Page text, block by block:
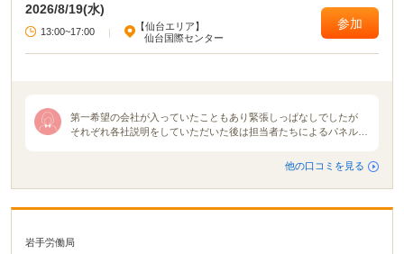
われる貴重な就活イベント！ 「田舎に住んでいてなかなか就活イベントに参加
できない」「地元の企業が集まるイベントに参加したい」という方は、ぜひマ
イナビ就職セミナーに参加してください！ イベントによっては、入場予約特典
2026/8/19(水)
13:00~17:00 |
【仙台エリア】
仙台国際センター
参加
第一希望の会社が入っていたこともあり緊張しっぱなしでしたが
それぞれ各社説明をしていただいた後は担当者たちによるパネルデ
通の説明会でしたらもっとたっぷり時間をかけて説明をしてくれる
のですが、今回は会社の魅力などを伝えてもらものなので参加した
私たちは「え？もう終わり？」と思いました。ですがパネルディス
が解禁される月初に行う合同説明会が1番活気で溢れていたと思い
他の口コミを見る
岩手労働局